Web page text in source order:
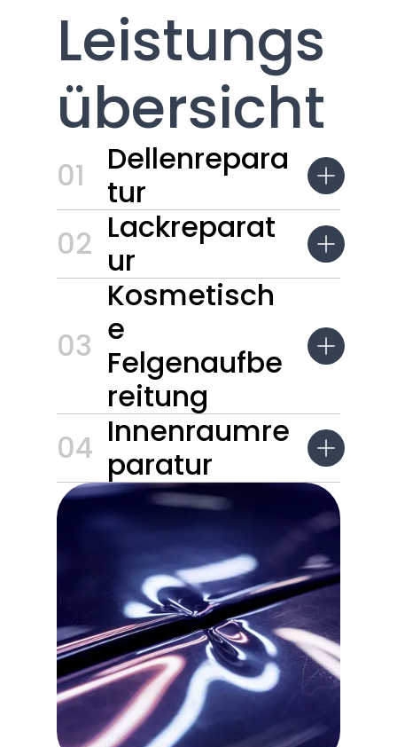
Leistungs
übersicht
01
Dellenrepara
tur
02 Lackreparat
ur
03
Kosmetisch
e
Felgenaufbe
reitung
04 Innenraumre
paratur